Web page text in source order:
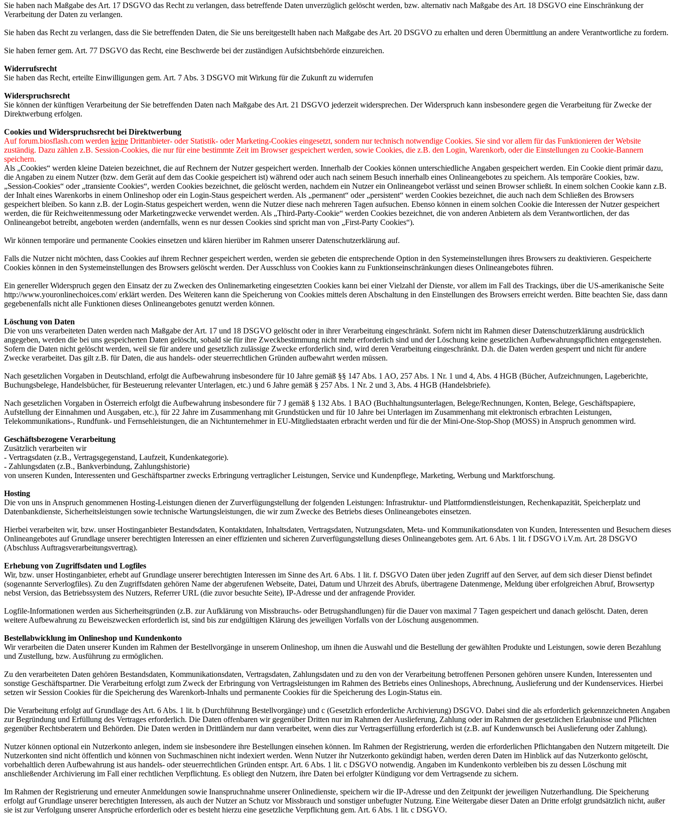
Sie haben nach Maßgabe des Art. 17 DSGVO das Recht zu verlangen, dass betreffende Daten unverzüglich gelöscht werden, bzw. alternativ nach Maßgabe des Art. 18 DSGVO eine Einschränkung der
Verarbeitung der Daten zu verlangen.
Sie haben das Recht zu verlangen, dass die Sie betreffenden Daten, die Sie uns bereitgestellt haben nach Maßgabe des Art. 20 DSGVO zu erhalten und deren Übermittlung an andere Verantwortliche zu fordern.
Sie haben ferner gem. Art. 77 DSGVO das Recht, eine Beschwerde bei der zuständigen Aufsichtsbehörde einzureichen.
Widerrufsrecht
Sie haben das Recht, erteilte Einwilligungen gem. Art. 7 Abs. 3 DSGVO mit Wirkung für die Zukunft zu widerrufen
Widerspruchsrecht
Sie können der künftigen Verarbeitung der Sie betreffenden Daten nach Maßgabe des Art. 21 DSGVO jederzeit widersprechen. Der Widerspruch kann insbesondere gegen die Verarbeitung für Zwecke der
Direktwerbung erfolgen.
Cookies und Widerspruchsrecht bei Direktwerbung
Auf forum.biosflash.com werden keine Drittanbieter- oder Statistik- oder Marketing-Cookies eingesetzt, sondern nur technisch notwendige Cookies. Sie sind vor allem für das Funktionieren der Website
zuständig. Dazu zählen z.B. Session-Cookies, die nur für eine bestimmte Zeit im Browser gespeichert werden, sowie Cookies, die z.B. den Login, Warenkorb, oder die Einstellungen zu Cookie-Bannern
speichern.
Als „Cookies“ werden kleine Dateien bezeichnet, die auf Rechnern der Nutzer gespeichert werden. Innerhalb der Cookies können unterschiedliche Angaben gespeichert werden. Ein Cookie dient primär dazu,
die Angaben zu einem Nutzer (bzw. dem Gerät auf dem das Cookie gespeichert ist) während oder auch nach seinem Besuch innerhalb eines Onlineangebotes zu speichern. Als temporäre Cookies, bzw.
„Session-Cookies“ oder „transiente Cookies“, werden Cookies bezeichnet, die gelöscht werden, nachdem ein Nutzer ein Onlineangebot verlässt und seinen Browser schließt. In einem solchen Cookie kann z.B.
der Inhalt eines Warenkorbs in einem Onlineshop oder ein Login-Staus gespeichert werden. Als „permanent“ oder „persistent“ werden Cookies bezeichnet, die auch nach dem Schließen des Browsers
gespeichert bleiben. So kann z.B. der Login-Status gespeichert werden, wenn die Nutzer diese nach mehreren Tagen aufsuchen. Ebenso können in einem solchen Cookie die Interessen der Nutzer gespeichert
werden, die für Reichweitenmessung oder Marketingzwecke verwendet werden. Als „Third-Party-Cookie“ werden Cookies bezeichnet, die von anderen Anbietern als dem Verantwortlichen, der das
Onlineangebot betreibt, angeboten werden (andernfalls, wenn es nur dessen Cookies sind spricht man von „First-Party Cookies“).
Wir können temporäre und permanente Cookies einsetzen und klären hierüber im Rahmen unserer Datenschutzerklärung auf.
Falls die Nutzer nicht möchten, dass Cookies auf ihrem Rechner gespeichert werden, werden sie gebeten die entsprechende Option in den Systemeinstellungen ihres Browsers zu deaktivieren. Gespeicherte
Cookies können in den Systemeinstellungen des Browsers gelöscht werden. Der Ausschluss von Cookies kann zu Funktionseinschränkungen dieses Onlineangebotes führen.
Ein genereller Widerspruch gegen den Einsatz der zu Zwecken des Onlinemarketing eingesetzten Cookies kann bei einer Vielzahl der Dienste, vor allem im Fall des Trackings, über die US-amerikanische Seite
http://www.youronlinechoices.com/ erklärt werden. Des Weiteren kann die Speicherung von Cookies mittels deren Abschaltung in den Einstellungen des Browsers erreicht werden. Bitte beachten Sie, dass dann
gegebenenfalls nicht alle Funktionen dieses Onlineangebotes genutzt werden können.
Löschung von Daten
Die von uns verarbeiteten Daten werden nach Maßgabe der Art. 17 und 18 DSGVO gelöscht oder in ihrer Verarbeitung eingeschränkt. Sofern nicht im Rahmen dieser Datenschutzerklärung ausdrücklich
angegeben, werden die bei uns gespeicherten Daten gelöscht, sobald sie für ihre Zweckbestimmung nicht mehr erforderlich sind und der Löschung keine gesetzlichen Aufbewahrungspflichten entgegenstehen.
Sofern die Daten nicht gelöscht werden, weil sie für andere und gesetzlich zulässige Zwecke erforderlich sind, wird deren Verarbeitung eingeschränkt. D.h. die Daten werden gesperrt und nicht für andere
Zwecke verarbeitet. Das gilt z.B. für Daten, die aus handels- oder steuerrechtlichen Gründen aufbewahrt werden müssen.
Nach gesetzlichen Vorgaben in Deutschland, erfolgt die Aufbewahrung insbesondere für 10 Jahre gemäß §§ 147 Abs. 1 AO, 257 Abs. 1 Nr. 1 und 4, Abs. 4 HGB (Bücher, Aufzeichnungen, Lageberichte,
Buchungsbelege, Handelsbücher, für Besteuerung relevanter Unterlagen, etc.) und 6 Jahre gemäß § 257 Abs. 1 Nr. 2 und 3, Abs. 4 HGB (Handelsbriefe).
Nach gesetzlichen Vorgaben in Österreich erfolgt die Aufbewahrung insbesondere für 7 J gemäß § 132 Abs. 1 BAO (Buchhaltungsunterlagen, Belege/Rechnungen, Konten, Belege, Geschäftspapiere,
Aufstellung der Einnahmen und Ausgaben, etc.), für 22 Jahre im Zusammenhang mit Grundstücken und für 10 Jahre bei Unterlagen im Zusammenhang mit elektronisch erbrachten Leistungen,
Telekommunikations-, Rundfunk- und Fernsehleistungen, die an Nichtunternehmer in EU-Mitgliedstaaten erbracht werden und für die der Mini-One-Stop-Shop (MOSS) in Anspruch genommen wird.
Geschäftsbezogene Verarbeitung
Zusätzlich verarbeiten wir
- Vertragsdaten (z.B., Vertragsgegenstand, Laufzeit, Kundenkategorie).
- Zahlungsdaten (z.B., Bankverbindung, Zahlungshistorie)
von unseren Kunden, Interessenten und Geschäftspartner zwecks Erbringung vertraglicher Leistungen, Service und Kundenpflege, Marketing, Werbung und Marktforschung.
Hosting
Die von uns in Anspruch genommenen Hosting-Leistungen dienen der Zurverfügungstellung der folgenden Leistungen: Infrastruktur- und Plattformdienstleistungen, Rechenkapazität, Speicherplatz und
Datenbankdienste, Sicherheitsleistungen sowie technische Wartungsleistungen, die wir zum Zwecke des Betriebs dieses Onlineangebotes einsetzen.
Hierbei verarbeiten wir, bzw. unser Hostinganbieter Bestandsdaten, Kontaktdaten, Inhaltsdaten, Vertragsdaten, Nutzungsdaten, Meta- und Kommunikationsdaten von Kunden, Interessenten und Besuchern dieses
Onlineangebotes auf Grundlage unserer berechtigten Interessen an einer effizienten und sicheren Zurverfügungstellung dieses Onlineangebotes gem. Art. 6 Abs. 1 lit. f DSGVO i.V.m. Art. 28 DSGVO
(Abschluss Auftragsverarbeitungsvertrag).
Erhebung von Zugriffsdaten und Logfiles
Wir, bzw. unser Hostinganbieter, erhebt auf Grundlage unserer berechtigten Interessen im Sinne des Art. 6 Abs. 1 lit. f. DSGVO Daten über jeden Zugriff auf den Server, auf dem sich dieser Dienst befindet
(sogenannte Serverlogfiles). Zu den Zugriffsdaten gehören Name der abgerufenen Webseite, Datei, Datum und Uhrzeit des Abrufs, übertragene Datenmenge, Meldung über erfolgreichen Abruf, Browsertyp
nebst Version, das Betriebssystem des Nutzers, Referrer URL (die zuvor besuchte Seite), IP-Adresse und der anfragende Provider.
Logfile-Informationen werden aus Sicherheitsgründen (z.B. zur Aufklärung von Missbrauchs- oder Betrugshandlungen) für die Dauer von maximal 7 Tagen gespeichert und danach gelöscht. Daten, deren
weitere Aufbewahrung zu Beweiszwecken erforderlich ist, sind bis zur endgültigen Klärung des jeweiligen Vorfalls von der Löschung ausgenommen.
Bestellabwicklung im Onlineshop und Kundenkonto
Wir verarbeiten die Daten unserer Kunden im Rahmen der Bestellvorgänge in unserem Onlineshop, um ihnen die Auswahl und die Bestellung der gewählten Produkte und Leistungen, sowie deren Bezahlung
und Zustellung, bzw. Ausführung zu ermöglichen.
Zu den verarbeiteten Daten gehören Bestandsdaten, Kommunikationsdaten, Vertragsdaten, Zahlungsdaten und zu den von der Verarbeitung betroffenen Personen gehören unsere Kunden, Interessenten und
sonstige Geschäftspartner. Die Verarbeitung erfolgt zum Zweck der Erbringung von Vertragsleistungen im Rahmen des Betriebs eines Onlineshops, Abrechnung, Auslieferung und der Kundenservices. Hierbei
setzen wir Session Cookies für die Speicherung des Warenkorb-Inhalts und permanente Cookies für die Speicherung des Login-Status ein.
Die Verarbeitung erfolgt auf Grundlage des Art. 6 Abs. 1 lit. b (Durchführung Bestellvorgänge) und c (Gesetzlich erforderliche Archivierung) DSGVO. Dabei sind die als erforderlich gekennzeichneten Angaben
zur Begründung und Erfüllung des Vertrages erforderlich. Die Daten offenbaren wir gegenüber Dritten nur im Rahmen der Auslieferung, Zahlung oder im Rahmen der gesetzlichen Erlaubnisse und Pflichten
gegenüber Rechtsberatern und Behörden. Die Daten werden in Drittländern nur dann verarbeitet, wenn dies zur Vertragserfüllung erforderlich ist (z.B. auf Kundenwunsch bei Auslieferung oder Zahlung).
Nutzer können optional ein Nutzerkonto anlegen, indem sie insbesondere ihre Bestellungen einsehen können. Im Rahmen der Registrierung, werden die erforderlichen Pflichtangaben den Nutzern mitgeteilt. Die
Nutzerkonten sind nicht öffentlich und können von Suchmaschinen nicht indexiert werden. Wenn Nutzer ihr Nutzerkonto gekündigt haben, werden deren Daten im Hinblick auf das Nutzerkonto gelöscht,
vorbehaltlich deren Aufbewahrung ist aus handels- oder steuerrechtlichen Gründen entspr. Art. 6 Abs. 1 lit. c DSGVO notwendig. Angaben im Kundenkonto verbleiben bis zu dessen Löschung mit
anschließender Archivierung im Fall einer rechtlichen Verpflichtung. Es obliegt den Nutzern, ihre Daten bei erfolgter Kündigung vor dem Vertragsende zu sichern.
Im Rahmen der Registrierung und erneuter Anmeldungen sowie Inanspruchnahme unserer Onlinedienste, speichern wir die IP-Adresse und den Zeitpunkt der jeweiligen Nutzerhandlung. Die Speicherung
erfolgt auf Grundlage unserer berechtigten Interessen, als auch der Nutzer an Schutz vor Missbrauch und sonstiger unbefugter Nutzung. Eine Weitergabe dieser Daten an Dritte erfolgt grundsätzlich nicht, außer
sie ist zur Verfolgung unserer Ansprüche erforderlich oder es besteht hierzu eine gesetzliche Verpflichtung gem. Art. 6 Abs. 1 lit. c DSGVO.